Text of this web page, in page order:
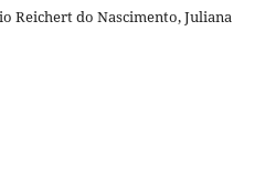
Reichert do Nascimento, Juliana